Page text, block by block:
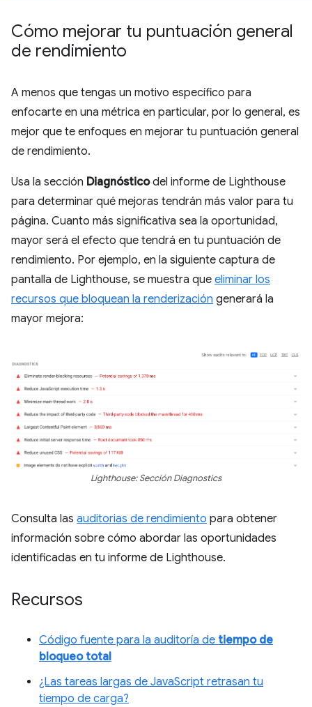
Cómo mejorar tu puntuación general
de rendimiento
A menos que tengas un motivo específico para
enfocarte en una métrica en particular, por lo general, es
mejor que te enfoques en mejorar tu puntuación general
de rendimiento.
Usa la sección Diagnósticodel informe de Lighthouse
para determinar qué mejoras tendrán más valor para tu
página. Cuanto más significativa sea la oportunidad,
mayor será el efecto que tendrá en tu puntuación de
rendimiento. Por ejemplo, en la siguiente captura de
pantalla de Lighthouse, se muestra que eliminar los
recursos que bloquean la renderización generará la
mayor mejora:
Lighthouse: Sección Diagnostics
Consulta las auditorias de rendimiento para obtener
información sobre cómo abordar las oportunidades
identificadas en tu informe de Lighthouse.
Recursos
Código fuente para la auditoría de tiempo de
bloqueo total
¿Las tareas largas de JavaScript retrasan tu
tiempo de carga?